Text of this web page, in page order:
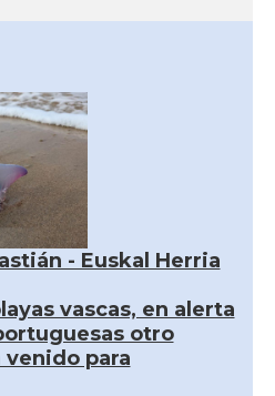
- Euskal Herria
vascas, en alerta
otro
venido para